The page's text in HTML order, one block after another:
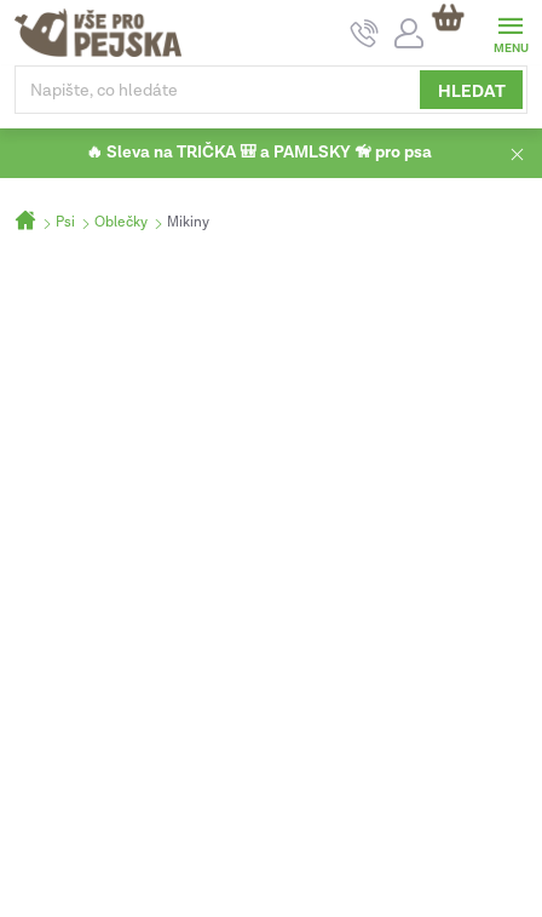
Přejít
obsah
HLEDAT
NÁKUPNÍ
KOŠÍK
🔥 Sleva na TRIČKA 🎒 a PAMLSKY 🦮 pro psa
Domů
Psi Oblečky Mikiny